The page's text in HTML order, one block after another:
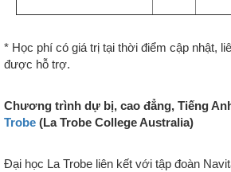
* Học phí có giá trị tại thời điểm cập nhật,
được hỗ trợ.
Chương trình dự bị, cao đẳng, Tiếng
Trobe (La Trobe College Australia)
Đại học La Trobe liên kết với tập đoàn